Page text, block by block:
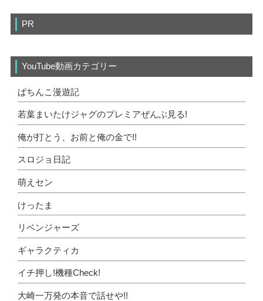
PR
YouTube動画カテゴリー
ぱちんこ漫遊記
若葉まいたけジャグのプレミアぜんぶ見る!
俺が打とう、お前と俺の金で!!
スロジョ日記
萌えセン
けったま
リベンジャーズ
ギャラクティカ
イチ押し!機種Check!
大崎一万発の本音で話せや!!